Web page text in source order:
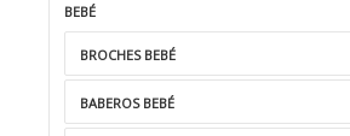
BEBÉ
BROCHES BEBÉ
BABEROS BEBÉ